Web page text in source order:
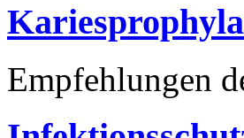
Empfehlungen